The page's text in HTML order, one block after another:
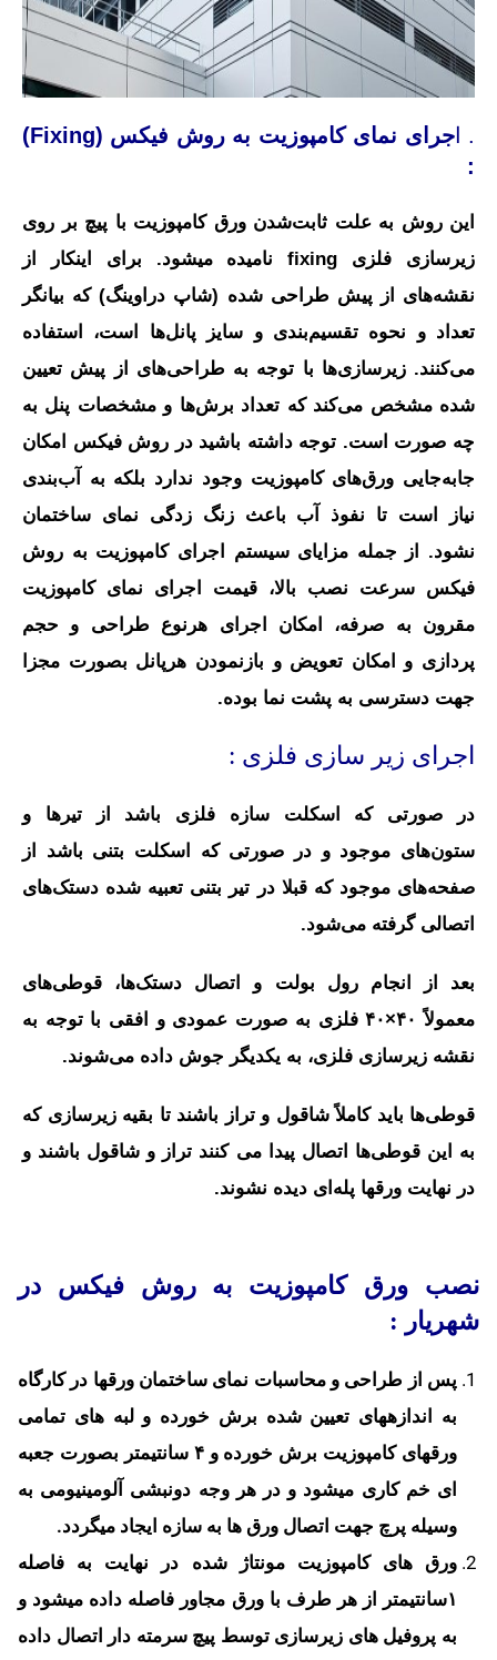
. ا
جرای نمای کامپوزیت به روش فیکس (Fixing)
:
این روش به علت ثابت‌شدن ورق کامپوزیت با پیچ بر روی
زیرسازی فلزی fixing نامیده میشود. برای اینکار از
نقشه‌های از پیش طراحی شده (شاپ دراوینگ) که بیانگر
تعداد و نحوه تقسیم‌بندی و سایز پانل‌ها است، استفاده
می‌کنند. زیرسازی‌ها با توجه به طراحی‌های از پیش تعیین
شده مشخص می‌کند که تعداد برش‌ها و مشخصات پنل به
چه صورت است. توجه داشته باشید در روش فیکس امکان
جابه‌جایی ورق‌های کامپوزیت وجود ندارد بلکه به آب‌بندی
نیاز است تا نفوذ آب باعث زنگ‌ زدگی نمای ساختمان
نشود. از جمله مزایای سیستم اجرای کامپوزیت به روش
فیکس سرعت نصب بالا، قیمت اجرای نمای کامپوزیت
مقرون به صرفه، امکان اجرای هرنوع طراحی و حجم
پردازی و امکان تعویض و بازنمودن هرپانل بصورت مجزا
جهت دسترسی به پشت نما بوده.
اجرای زیر سازی فلزی :
در صورتی که اسکلت سازه فلزی باشد از تیرها و
ستون‌های موجود و در صورتی که اسکلت بتنی باشد از
صفحه‌های موجود که قبلا در تیر بتنی تعبیه شده دستک‌های
اتصالی گرفته می‌شود.
بعد از انجام رول بولت و اتصال دستک‌ها، قوطی‌های
معمولاً ۴۰×۴۰ فلزی به صورت عمودی و افقی با توجه به
نقشه زیرسازی فلزی، به یکدیگر جوش داده می‌شوند.
قوطی‌ها باید کاملاً شاقول و تراز باشند تا بقیه زیرسازی که
به این قوطی‌ها اتصال پیدا می کنند تراز و شاقول باشند و
در نهایت ورقها پله‌ای دیده نشوند.
نصب ورق کامپوزیت به روش فیکس در
شهریار :
پس از طراحی و محاسبات نمای ساختمان ورقها در کارگاه
به اندازه­های تعیین شده برش خورده و لبه های تمامی
ورقهای کامپوزیت برش خورده و ۴ سانتیمتر بصورت جعبه
ای خم کاری می­شود و در هر وجه دونبشی آلومینیومی به
وسیله پرچ جهت اتصال ورق ها به سازه ایجاد می­گردد.
ورق های کامپوزیت مونتاژ شده در نهایت به فاصله
۱سانتیمتر از هر طرف با ورق مجاور فاصله داده می­شود و
به پروفیل های زیرسازی توسط پیچ سرمته دار اتصال داده